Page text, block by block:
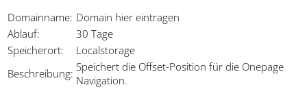
Domainname: Domain hier eintragen
Ablauf:
30 Tage
Speicherort:
Localstorage
Beschreibung: Speichert die Offset-Position für die Onepage
Navigation.